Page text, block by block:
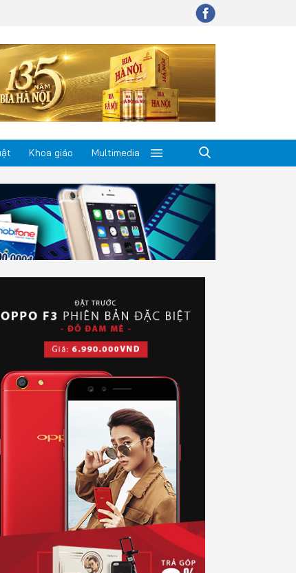
Khoa giáo Multimedia